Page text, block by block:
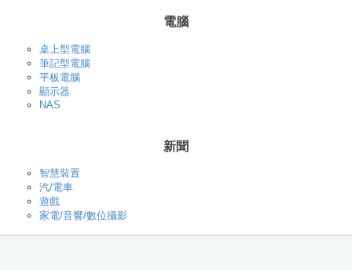
電腦
桌上型電腦
筆記型電腦
平板電腦
顯示器
NAS
新聞
智慧裝置
汽/電車
遊戲
家電/音響/數位攝影